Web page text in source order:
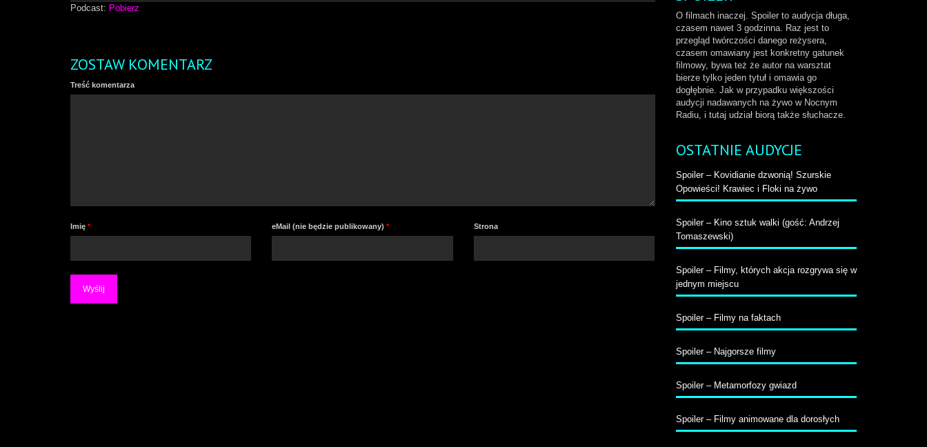
dźwiękowych
do
Podcast: Pobierz
ZOSTAW KOMENTARZ
Treść komentarza
Imię * eMail (nie będzie publikowany)* Strona
O filmach inaczej. Spoiler to audycja długa,
czasem nawet 3 godzinna. Raz jest to
przegląd twórczości danego reżysera,
czasem omawiany jest konkretny gatunek
filmowy, bywa też że autor na warsztat
bierze tylko jeden tytuł i omawia go
dogłębnie. Jak w przypadku większości
audycji nadawanych na żywo w Nocnym
Radiu, i tutaj udział biorą także słuchacze.
OSTATNIE AUDYCJE
Spoiler – Kovidianie dzwonią! Szurskie
Opowieści! Krawiec i Floki na żywo
Spoiler – Kino sztuk walki (gość: Andrzej
Tomaszewski)
Spoiler – Filmy, których akcja rozgrywa się w
jednym miejscu
Spoiler – Filmy na faktach
Spoiler – Najgorsze filmy
Spoiler – Metamorfozy gwiazd
Spoiler – Filmy animowane dla dorosłych